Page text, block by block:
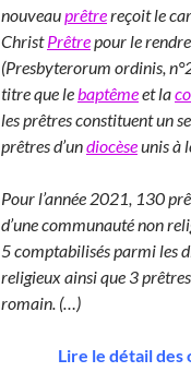
nouveauprêtrereçoit le
ChristPrêtrepour le
(Presbyterorum ordinis,
titre que lebaptêmeet la
les prêtres constituent un
prêtres d’undiocèseunis à
Pour l’année 2021, 130
d’une communauté non
5 comptabilisés parmi les
religieux ainsi que 3
romain. (…)
Lire le détail des